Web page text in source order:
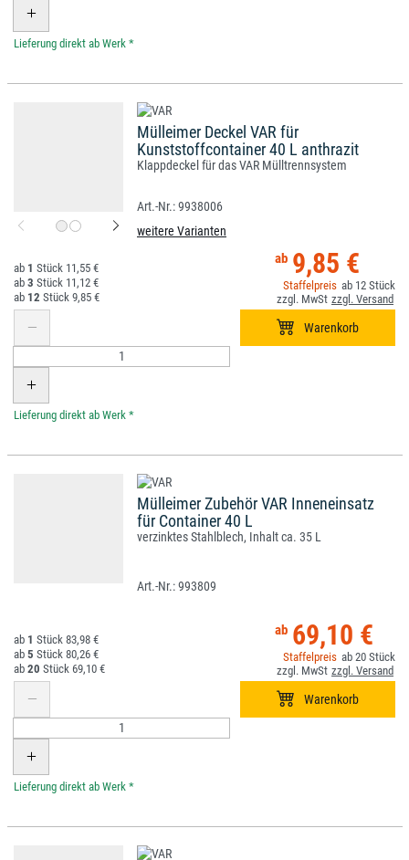
*
Mülleimer Deckel VAR für
Kunststoffcontainer 40 L anthrazit
Klappdeckel für das VAR Mülltrennsystem
9938006
weitere Varianten
9,85 €
12
1
11,55 €
3
11,12 €
12
9,85 €
*
Mülleimer Zubehör VAR Inneneinsatz
für Container 40 L
verzinktes Stahlblech, Inhalt ca. 35 L
993809
69,10 €
20
1
83,98 €
5
80,26 €
20
69,10 €
*